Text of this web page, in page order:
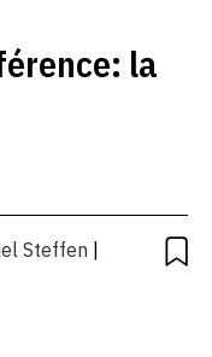
la
Steffen